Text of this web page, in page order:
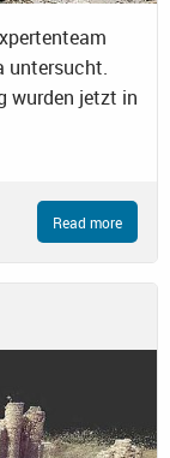
untersucht.
wurden jetzt in
Read more